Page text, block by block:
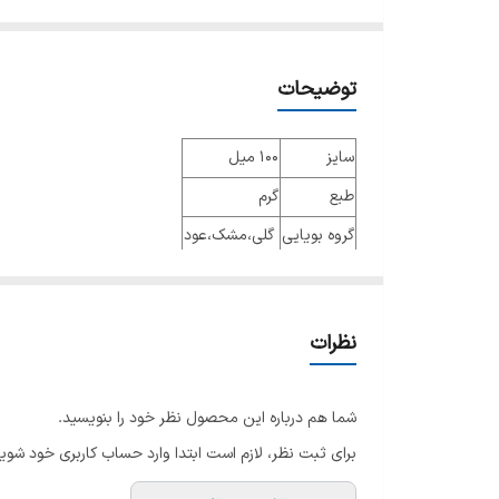
توضیحات
سایز
100 میل
طبع
گرم
گروه بویایی گلی،مشک،عود
نوع عطر
ماندگاری
خوب
پراکندگی
خوب
نظرات
شما هم درباره این محصول نظر خود را بنویسید.
برای ثبت نظر، لازم است ابتدا وارد حساب کاربری خود